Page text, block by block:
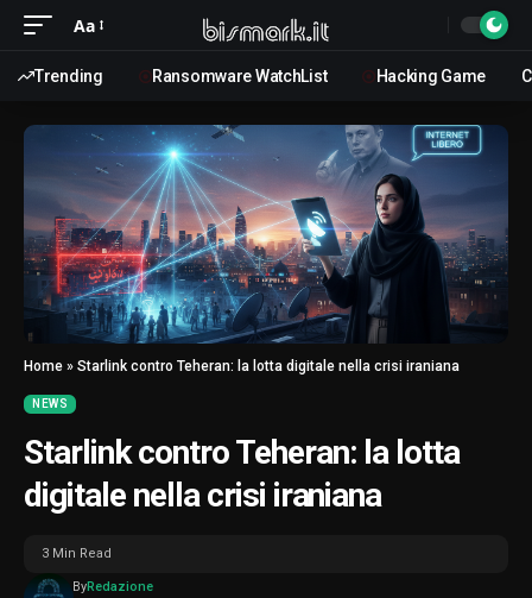
Aa
Trending Ransomware WatchList Hacking Game
Home » Starlink contro Teheran: la lotta digitale nella crisi iraniana
NEWS
Starlink contro Teheran: la lotta
digitale nella crisi iraniana
ByRedazione
3 Min Read